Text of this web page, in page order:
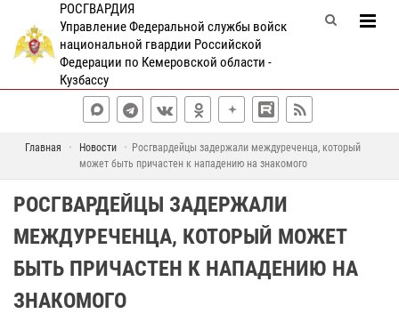
РОСГВАРДИЯ
Управление Федеральной службы войск
национальной гвардии Российской
Федерации по Кемеровской области -
Кузбассу
Главная Новости
Росгвардейцы задержали междуреченца, который
может быть причастен к нападению на знакомого
РОСГВАРДЕЙЦЫ ЗАДЕРЖАЛИ
МЕЖДУРЕЧЕНЦА, КОТОРЫЙ МОЖЕТ
БЫТЬ ПРИЧАСТЕН К НАПАДЕНИЮ НА
ЗНАКОМОГО